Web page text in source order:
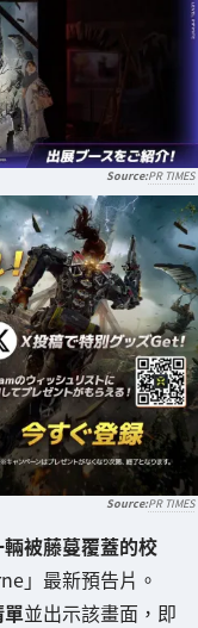
PR TIMES
PR TIMES
被藤蔓覆蓋的校
」最新預告片。
並出示該畫面，即